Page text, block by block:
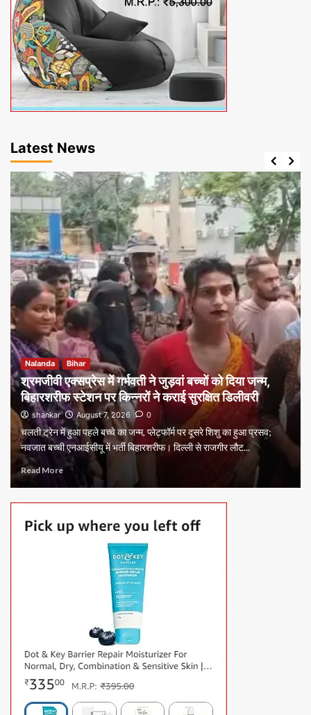
Latest News
Nalanda Bihar
श्रमजीवी एक्सप्रेस में गर्भवती ने जुड़वां बच्चों को दिया जन्म,
बिहारशरीफ स्टेशन पर किन्नरों ने कराई सुरक्षित डिलीवरी
shankar August 7, 2026 0
चलती ट्रेन में हुआ पहले बच्चे का जन्म, प्लेटफॉर्म पर दूसरे शिशु का हुआ प्रसव;
नवजात बच्ची एनआईसीयू में भर्ती बिहारशरीफ। दिल्ली से राजगीर लौट...
Read More